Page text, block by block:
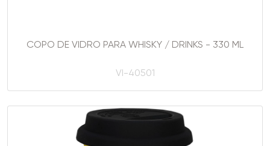
COPO DE VIDRO PARA WHISKY / DRINKS - 330 ML
VI-40501